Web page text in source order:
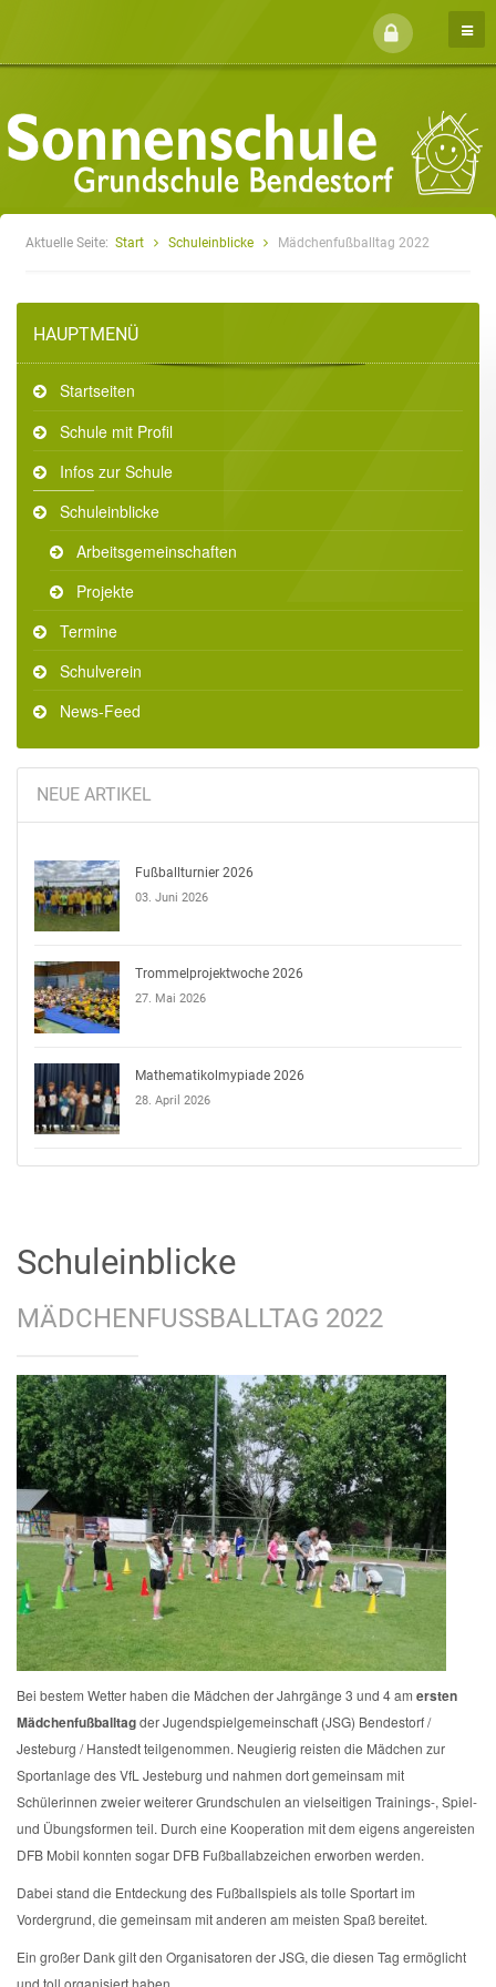
Aktuelle Seite: Start Schuleinblicke Mädchenfußballtag 2022
HAUPTMENÜ
Startseiten
Schule mit Profil
Infos zur Schule
Schuleinblicke
Arbeitsgemeinschaften
Projekte
Termine
Schulverein
News-Feed
NEUE ARTIKEL
Fußballturnier 2026
03. Juni 2026
Trommelprojektwoche 2026
27. Mai 2026
Mathematikolmypiade 2026
28. April 2026
Schuleinblicke
MÄDCHENFUSSBALLTAG 2022
Bei bestem Wetter haben die Mädchen der Jahrgänge 3 und 4 am ersten
Mädchenfußballtagder Jugendspielgemeinschaft (JSG) Bendestorf /
Jesteburg / Hanstedt teilgenommen. Neugierig reisten die Mädchen zur
Sportanlage des VfL Jesteburg und nahmen dort gemeinsam mit
Schülerinnen zweier weiterer Grundschulen an vielseitigen Trainings-, Spiel-
und Übungsformen teil. Durch eine Kooperation mit dem eigens angereisten
DFB Mobil konnten sogar DFB Fußballabzeichen erworben werden.
Dabei stand die Entdeckung des Fußballspiels als tolle Sportart im
Vordergrund, die gemeinsam mit anderen am meisten Spaß bereitet.
Ein großer Dank gilt den Organisatoren der JSG, die diesen Tag ermöglicht